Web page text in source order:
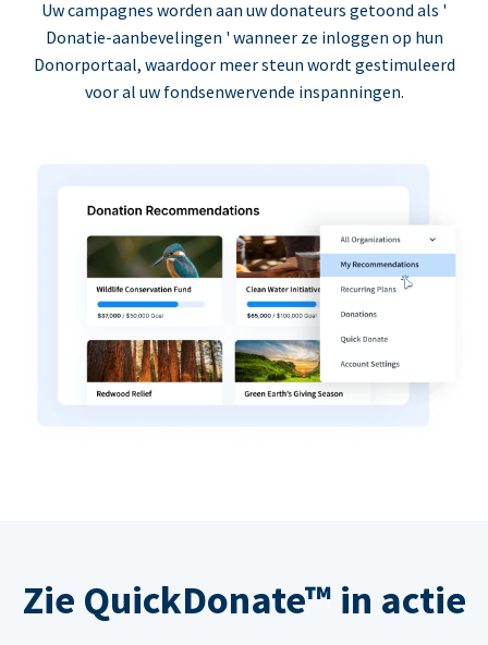
Uw campagnes worden aan uw donateurs getoond als '
Donatie-aanbevelingen ' wanneer ze inloggen op hun
Donorportaal, waardoor meer steun wordt gestimuleerd
voor al uw fondsenwervende inspanningen.
Zie QuickDonate™ in actie